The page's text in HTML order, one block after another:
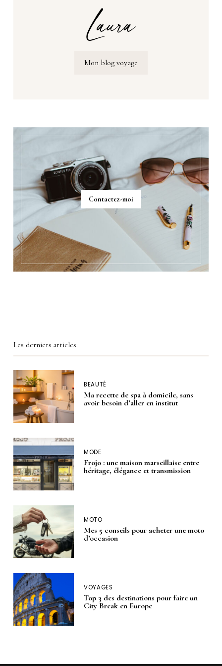
Mon blog voyage
Contactez-moi
Les derniers articles
BEAUTÉ
Ma recette de spa à domicile, sans
avoir besoin d’aller en institut
MODE
Frojo : une maison marseillaise entre
héritage, élégance et transmission
MOTO
Mes 5 conseils pour acheter une moto
d’occasion
VOYAGES
Top 3 des destinations pour faire un
City Break en Europe